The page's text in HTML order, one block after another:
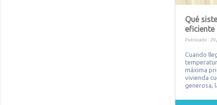
Qué
eficiente
Publicado :
Cuando
máxima
vivienda
generosa,